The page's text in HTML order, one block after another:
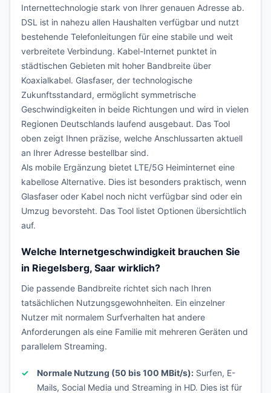
Internettechnologie stark von Ihrer genauen Adresse ab.
DSL ist in nahezu allen Haushalten verfügbar und nutzt
bestehende Telefonleitungen für eine stabile und weit
verbreitete Verbindung. Kabel-Internet punktet in
städtischen Gebieten mit hoher Bandbreite über
Koaxialkabel. Glasfaser, der technologische
Zukunftsstandard, ermöglicht symmetrische
Geschwindigkeiten in beide Richtungen und wird in vielen
Regionen Deutschlands laufend ausgebaut. Das Tool
oben zeigt Ihnen präzise, welche Anschlussarten aktuell
an Ihrer Adresse bestellbar sind.
Als mobile Ergänzung bietet LTE/5G Heiminternet eine
kabellose Alternative. Dies ist besonders praktisch, wenn
Glasfaser oder Kabel noch nicht verfügbar sind oder ein
Umzug bevorsteht. Das Tool listet Optionen übersichtlich
auf.
Welche Internetgeschwindigkeit brauchen Sie
in Riegelsberg, Saar wirklich?
Die passende Bandbreite richtet sich nach Ihren
tatsächlichen Nutzungsgewohnheiten. Ein einzelner
Nutzer mit normalem Surfverhalten hat andere
Anforderungen als eine Familie mit mehreren Geräten und
parallelem Streaming.
Normale Nutzung (50 bis 100 MBit/s): Surfen, E-
Mails, Social Media und Streaming in HD. Dies ist für